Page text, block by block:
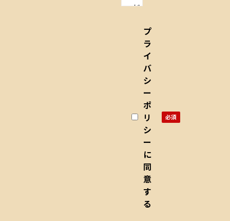
だ
取
プ
ラ
イ
バ
シ
ー
ポ
リ
シ
ー
に
同
意
す
る